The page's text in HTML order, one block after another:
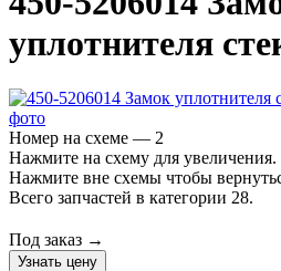
уплотнителя
Номер на схеме — 2
Нажмите на схему для увеличения.
Нажмите вне схемы чтобы
Всего запчастей в категории 28.
Под заказ →
Узнать цену